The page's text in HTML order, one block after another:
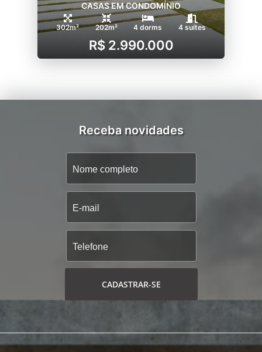
CASAS EM CONDOMÍNIO
302m² 202m² 4 dorms 4 suítes
R$ 2.990.000
Receba novidades
CADASTRAR-SE